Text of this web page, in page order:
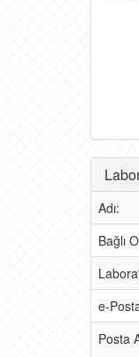
Adı:
Bağlı
e-
Posta